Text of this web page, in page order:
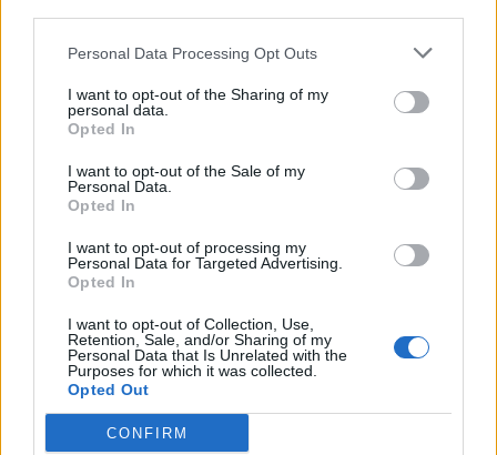
Personal Data Processing Opt Outs
I want to opt-out of the Sharing of my
personal data.
Opted In
I want to opt-out of the Sale of my
Personal Data.
Opted In
I want to opt-out of processing my
Personal Data for Targeted Advertising.
Opted In
I want to opt-out of Collection, Use,
Retention, Sale, and/or Sharing of my
Personal Data that Is Unrelated with the
Purposes for which it was collected.
Opted Out
CONFIRM
οδηγήσω σεδιεθνείς διαδρομές. Το βασικότερο
όμως που θέλω, είναι να βοηθήσω να σπάσουν
“αντρικά” επαγγέλματα», τονίζει η νεαρή οδηγός.
Ακολουθήστε το
notospress.gr
μάθετε πρώτοιόλες τις ειδήσεις
ΟΔΗΓΟΣ ΓΥΝΑΙΚΑ
ΓΥΝΑΙΚΑ ΟΔΗΓΟΣ
ΛΕΩΦΟΡΕΙΟ